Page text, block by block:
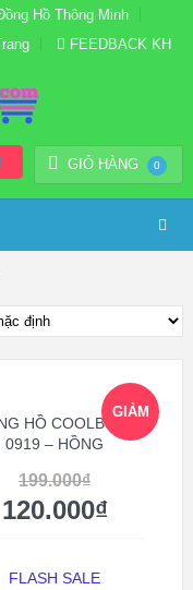
Hồ Thông Minh
FEEDBACK KH
GIỎ HÀNG 0
GIẢM
HỒ COOLBOSS
0919 – HỒNG
199.000₫
120.000₫
FLASH SALE